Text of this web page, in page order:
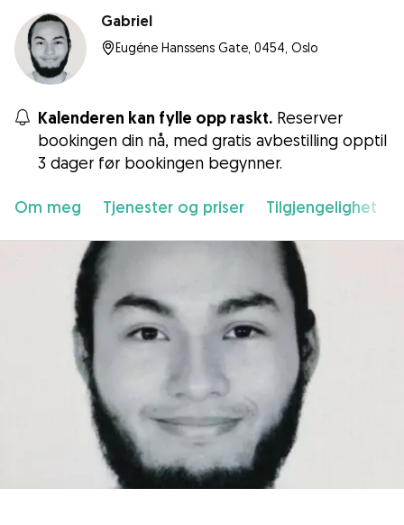
Gabriel
Eugéne Hanssens Gate, 0454, Oslo
Kalenderen kan fylle opp raskt. Reserver
bookingen din nå, med gratis avbestilling opptil
3 dager før bookingen begynner.
Om meg Tjenester og priser Tilgjengelighet